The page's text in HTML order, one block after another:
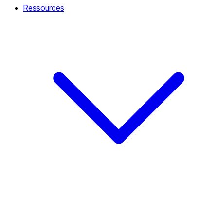
Ressources